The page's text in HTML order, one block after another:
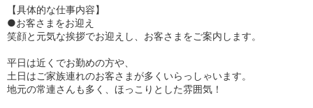
【具体的な仕事内容】
●お客さまをお迎え
笑顔と元気な挨拶でお迎えし、お客さまをご案内します。
平日は近くでお勤めの方や、
土日はご家族連れのお客さまが多くいらっしゃいます。
地元の常連さんも多く、ほっこりとした雰囲気！